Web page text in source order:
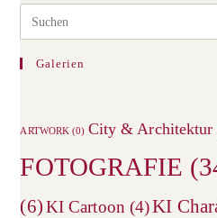
Galerien
ARTWORK (0) City & Architektur
FOTOGRAFIE
(6)KI Cartoon (4)KI